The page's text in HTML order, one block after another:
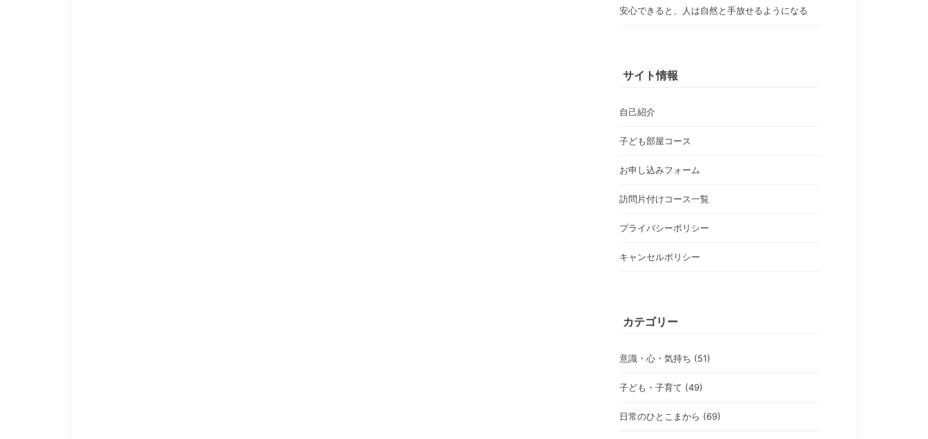
安心できると、人は自然と手放せるようになる
サイト情報
自己紹介
子ども部屋コース
お申し込みフォーム
訪問片付けコース一覧
プライバシーポリシー
キャンセルポリシー
カテゴリー
意識・心・気持ち (51)
子ども・子育て (49)
日常のひとこまから (69)